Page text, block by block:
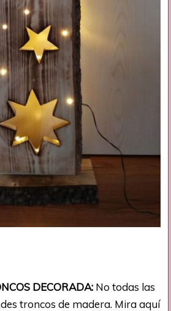
DECORADA: No todas las
troncos de madera. Mira aquí